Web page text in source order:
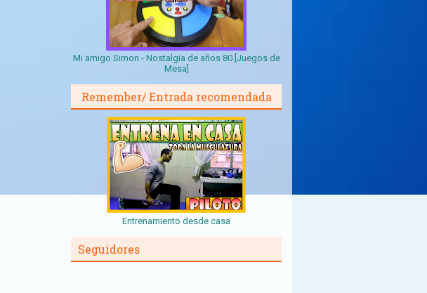
Mi amigo Simon - Nostalgia de años 80 [Juegos de
Mesa]
Remember/ Entrada recomendada
Entrenamiento desde casa
Seguidores